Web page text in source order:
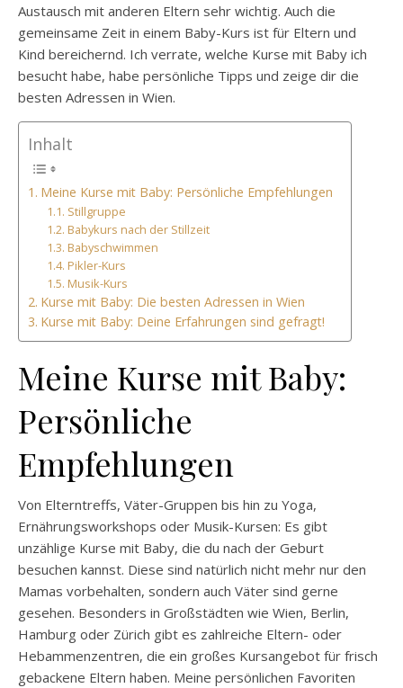
Austausch mit anderen Eltern sehr wichtig. Auch die
gemeinsame Zeit in einem Baby-Kurs ist für Eltern und
Kind bereichernd. Ich verrate, welche Kurse mit Baby ich
besucht habe, habe persönliche Tipps und zeige dir die
besten Adressen in Wien.
Inhalt
Meine Kurse mit Baby: Persönliche Empfehlungen
Stillgruppe
Babykurs nach der Stillzeit
Babyschwimmen
Pikler-Kurs
Musik-Kurs
Kurse mit Baby: Die besten Adressen in Wien
Kurse mit Baby: Deine Erfahrungen sind gefragt!
Meine Kurse mit Baby:
Persönliche
Empfehlungen
Von Elterntreffs, Väter-Gruppen bis hin zu Yoga,
Ernährungsworkshops oder Musik-Kursen: Es gibt
unzählige Kurse mit Baby, die du nach der Geburt
besuchen kannst. Diese sind natürlich nicht mehr nur den
Mamas vorbehalten, sondern auch Väter sind gerne
gesehen. Besonders in Großstädten wie Wien, Berlin,
Hamburg oder Zürich gibt es zahlreiche Eltern- oder
Hebammenzentren, die ein großes Kursangebot für frisch
gebackene Eltern haben. Meine persönlichen Favoriten